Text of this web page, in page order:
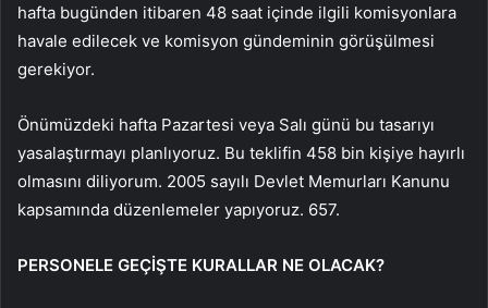
hafta bugünden itibaren 48 saat içinde ilgili komisyonlara
havale edilecek ve komisyon gündeminin görüşülmesi
gerekiyor.
Önümüzdeki hafta Pazartesi veya Salı günü bu tasarıyı
yasalaştırmayı planlıyoruz. Bu teklifin 458 bin kişiye hayırlı
olmasını diliyorum. 2005 sayılı Devlet Memurları Kanunu
kapsamında düzenlemeler yapıyoruz. 657.
PERSONELE GEÇİŞTE KURALLAR NE OLACAK?